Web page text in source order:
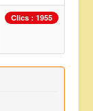
Clics : 1955